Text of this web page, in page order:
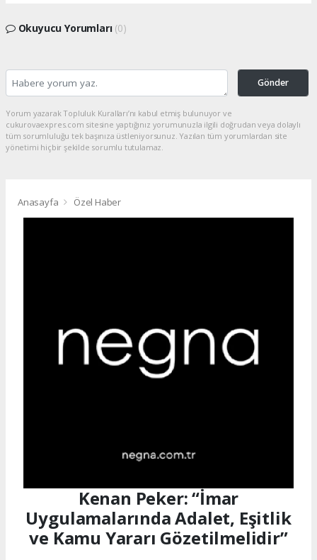
Okuyucu Yorumları (0)
Gönder
Yorum yazarak Topluluk Kuralları’nı kabul etmiş bulunuyor ve
cukurovaexpres.com sitesine yaptığınız yorumunuzla ilgili doğrudan veya dolaylı
tüm sorumluluğu tek başınıza üstleniyorsunuz. Yazılan tüm yorumlardan site
yönetimi hiçbir şekilde sorumlu tutulamaz.
Anasayfa Özel Haber
Kenan Peker: “İmar
Uygulamalarında Adalet, Eşitlik
ve Kamu Yararı Gözetilmelidir”